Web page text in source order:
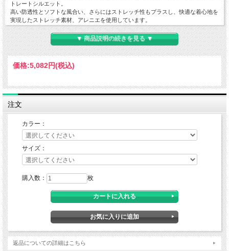
トレートシルエット。
高い防透性とソフトな風合い、さらにはストレッチ性もプラスし、快適な着心地を
実現したストレッチ素材、アレニエを使用しています。
▼ 商品説明の続きを見る ▼
価格:5,082円(税込)
注文
カラー：
サイズ：
購入数： 枚
返品についての詳細はこちら